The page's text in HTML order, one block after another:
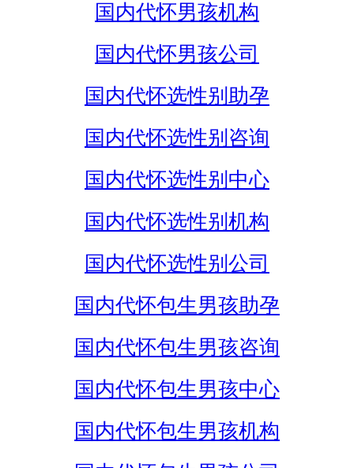
国内代怀男孩机构
国内代怀男孩公司
国内代怀选性别助孕
国内代怀选性别咨询
国内代怀选性别中心
国内代怀选性别机构
国内代怀选性别公司
国内代怀包生男孩助孕
国内代怀包生男孩咨询
国内代怀包生男孩中心
国内代怀包生男孩机构